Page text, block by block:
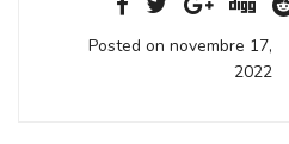
Posted on novembre 17,
2022